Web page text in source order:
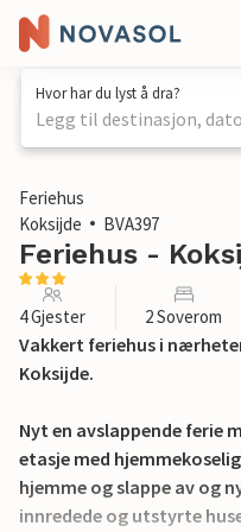
Hvor har du lyst å dra?
Legg til destinasjon,
1 / 17
Feriehus
Koksijde
BVA397
Feriehus -
4 Gjester 2 Soverom
Vakkert feriehus i
Koksijde.
Nyt en avslappende ferie
etasje med
hjemme og slappe av og
innredede og utstyrte